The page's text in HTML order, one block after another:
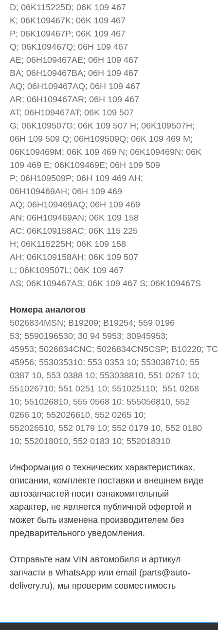
D; 06K115225D; 06K 109 467
K; 06K109467K; 06K 109 467
P; 06K109467P; 06K 109 467
Q; 06K109467Q; 06H 109 467
AE; 06H109467AE; 06H 109 467
BA; 06H109467BA; 06H 109 467
AQ; 06H109467AQ; 06H 109 467
AR; 06H109467AR; 06H 109 467
AT; 06H109467AT; 06K 109 507
G; 06K109507G; 06K 109 507 H; 06K109507H;
06H 109 509 Q; 06H109509Q; 06K 109 469 M;
06K109469M; 06K 109 469 N; 06K109469N; 06K
109 469 E; 06K109469E; 06H 109 509
P; 06H109509P; 06H 109 469 AH;
06H109469AH; 06H 109 469
AQ; 06H109469AQ; 06H 109 469
AN; 06H109469AN; 06K 109 158
AC; 06K109158AC; 06K 115 225
H; 06K115225H; 06K 109 158
AH; 06K109158AH; 06K 109 507
L; 06K109507L; 06K 109 467
AS; 06K109467AS; 06K 109 467 S; 06K109467S
Номера аналогов
5026834MSN; B19209; B19254; 559 0196
53; 5590196530; 30 94 5953; 30945953;
45953; 5026834CNC; 5026834CN5CSP; B10220;
45956; 553035310; 553 0353 10; 553038710; 55
0387 10, 553 0388 10; 553038810, 551 0267 10;
551026710; 551 0251 10; 551025110; 551 0268
10; 551026810, 555 0568 10; 555056810, 552
0266 10; 552026610, 552 0265 10;
552026510, 552 0179 10; 552 0179 10, 552 0180
10; 552018010, 552 0183 10; 552018310
Информация о технических характеристиках,
описании, комплекте поставки и внешнем виде
автозапчастей носит ознакомительный
характер, не является публичной офертой и
может быть изменена производителем без
предварительного уведомления.
Отправьте нам VIN автомобиля и артикул
запчасти в WhatsApp или email (parts@auto-
delivery.ru), мы проверим совместимость